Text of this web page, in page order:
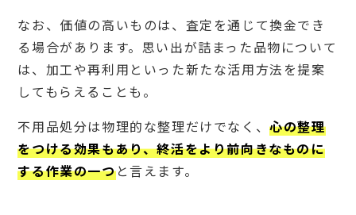
なお、価値の高いものは、査定を通じて換金でき
る場合があります。思い出が詰まった品物について
は、加工や再利用といった新たな活用方法を提案
してもらえることも。
不用品処分は物理的な整理だけでなく、心の整理
をつける効果もあり、終活をより前向きなものに
する作業の一つと言えます。